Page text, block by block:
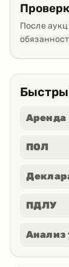
После
Аренда
ПОЛ
ПДЛУ
Анализ